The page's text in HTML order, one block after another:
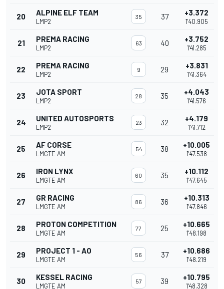
20 ALPINE ELF TEAM
LMP2
35 37 +3.372
1'40.905
21 PREMA RACING
LMP2
63 40 +3.752
1'41.285
22 PREMA RACING
LMP2
9 29 +3.831
1'41.364
23 JOTA SPORT
LMP2
28 35 +4.043
1'41.576
24 UNITED AUTOSPORTS
LMP2
23 32 +4.179
1'41.712
25 AF CORSE
LMGTE AM
54 38 +10.005
1'47.538
26 IRON LYNX
LMGTE AM
60 35 +10.112
1'47.645
27 GR RACING
LMGTE AM
86 36 +10.313
1'47.846
28 PROTON COMPETITION
LMGTE AM
77 25 +10.665
1'48.198
29 PROJECT 1 - AO
LMGTE AM
56 37 +10.686
1'48.219
30 KESSEL RACING
LMGTE AM
57 39 +10.795
1'48.328